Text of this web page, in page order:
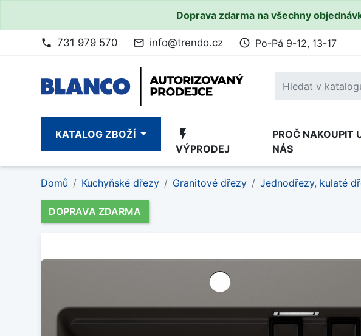
Doprava zdarma na všechny
phone 731 979 570 mail_outline info@trendo.cz access_time Po-Pá 9-12, 13-17
KATALOG ZBOŽÍ flash_on
VÝPRODEJ
PROČ NAKOUPIT
NÁS
Domů Kuchyňské dřezy Granitové dřezy Jednodřezy, kulaté
DOPRAVA ZDARMA